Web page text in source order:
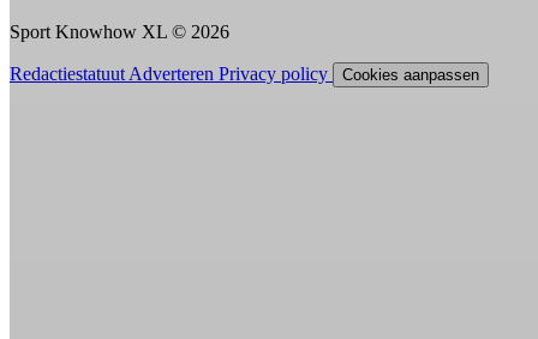
Sport Knowhow XL © 2026
Redactiestatuut Adverteren Privacy policy Cookies aanpassen